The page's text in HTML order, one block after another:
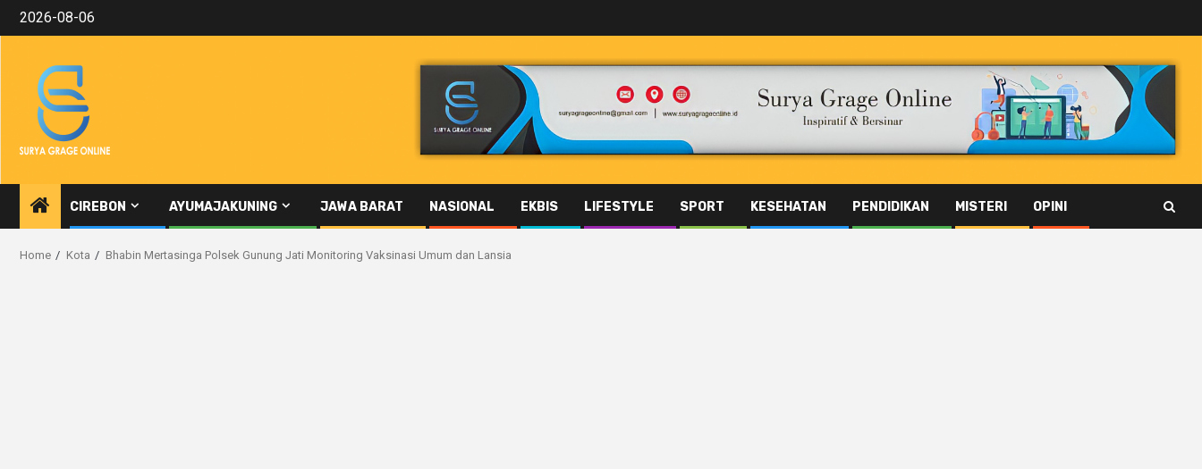
Skip2026-08-06
CIREBON AYUMAJAKUNING JAWA BARAT NASIONAL EKBIS LIFESTYLE SPORT KESEHATAN PENDIDIKAN MISTERI OPINI
Home Kota Bhabin Mertasinga Polsek Gunung Jati Monitoring Vaksinasi Umum dan Lansia